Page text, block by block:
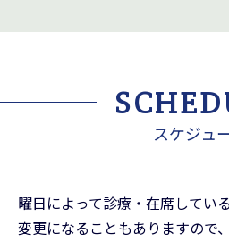
スケジュ
曜日によって診療・在席してい
変更になることもありますので